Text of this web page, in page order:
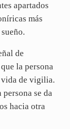
apartados
más
de
la persona
vida de vigilia.
se da
hacia otra